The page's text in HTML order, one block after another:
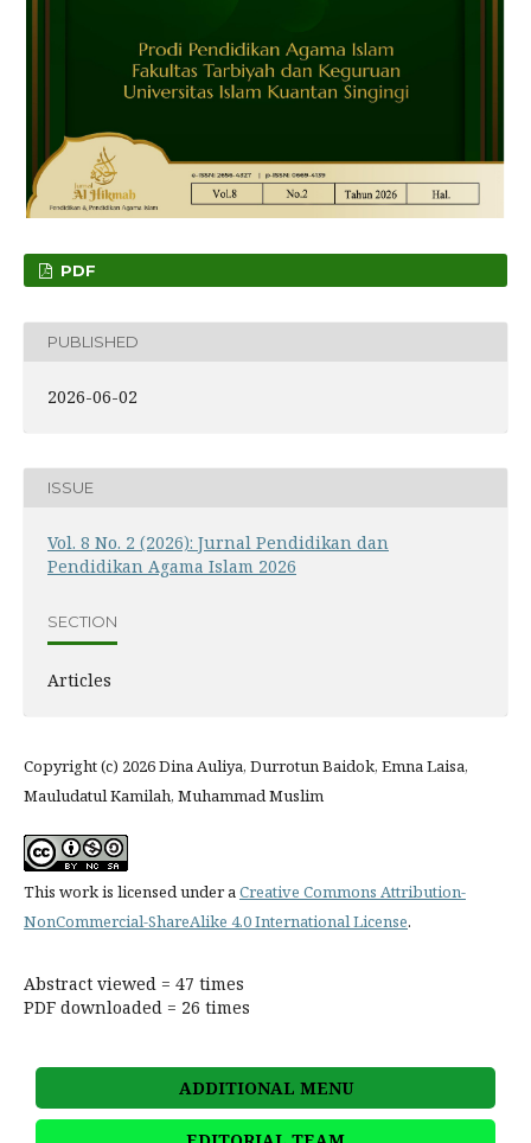
PDF
PUBLISHED
2026-06-02
ISSUE
Vol. 8 No. 2 (2026): Jurnal Pendidikan dan
Pendidikan Agama Islam 2026
SECTION
Articles
Copyright (c) 2026 Dina Auliya, Durrotun Baidok, Emna Laisa,
Mauludatul Kamilah, Muhammad Muslim
This work is licensed under aCreative Commons Attribution-
NonCommercial-ShareAlike 4.0 International License.
Abstract viewed = 47 times
PDF downloaded = 26 times
ADDITIONAL MENU